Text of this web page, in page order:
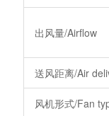
出风量/Airflow
送风距离/Air
风机形式/Fan